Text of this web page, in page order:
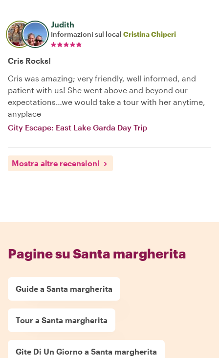
Judith
Informazioni sul local Cristina Chiperi
Cris Rocks!
Cris was amazing; very friendly, well informed, and
patient with us! She went above and beyond our
expectations…we would take a tour with her anytime,
anyplace
City Escape: East Lake Garda Day Trip
Mostra altre recensioni
Pagine su Santa margherita
Guide a Santa margherita
Tour a Santa margherita
Gite Di Un Giorno a Santa margherita